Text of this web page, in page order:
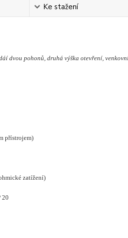
Ke stažení
dvou pohonů, druhá výška otevření,
přístrojem)
zatížení)
20